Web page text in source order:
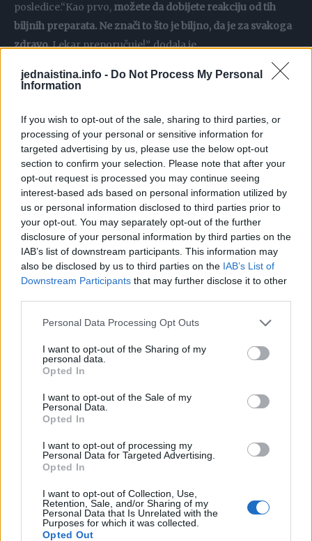
jednaistina.info - Do Not Process My Personal
Information
If you wish to opt-out of the sale, sharing to third parties, or
processing of your personal or sensitive information for
targeted advertising by us, please use the below opt-out
section to confirm your selection. Please note that after your
opt-out request is processed you may continue seeing
interest-based ads based on personal information utilized by
us or personal information disclosed to third parties prior to
your opt-out. You may separately opt-out of the further
disclosure of your personal information by third parties on the
IAB’s list of downstream participants. This information may
also be disclosed by us to third parties on the IAB’s List of
Downstream Participants that may further disclose it to other
Personal Data Processing Opt Outs
I want to opt-out of the Sharing of my
personal data.
Opted In
I want to opt-out of the Sale of my
Personal Data.
Opted In
I want to opt-out of processing my
Personal Data for Targeted Advertising.
Opted In
I want to opt-out of Collection, Use,
Retention, Sale, and/or Sharing of my
Personal Data that Is Unrelated with the
Purposes for which it was collected.
Opted Out
posledice.“Kao prvo, možete da dobijete reakciju od tih
biljnih preparata. Ne znači to što je biljno, da je za svakoga
zdravo. Lekar preporučuje!”, dodala je.
Postavlja se pitanje šta to možemo od kućnih radinosti da
Raović ističe da ništa ne bi trebalo na svoju ruku da se
uzima i primenjuje,već isljučivo po savetu ginekologa
to postoje brisevi koji dalje diktiraju terapiju.
“Kada se poremeti pH vrednostva*ine, teško kasnije može
da se vrati. Dobre bakterije u njoj čuvaju va*inalnu floru i
zdravlje žene. Ukoliko dođe do njihovog smanjenja,
one su
tada izložene infekcijama. U zavinosti da li je streptokoka,
hlamidija, gljivična infekicja, može ozbiljno da se naruši
zdravlje. Ne možemo na svoju ruku da se lečimo”,
ženskom polnom organu regenerišu na svakih 96 sati.
(Espreso/mondo/T.B
Povezano
Glumila sam da imam demenciju kako bih izbjegla
porodične obaveze
ZANIMLJIVOSTI